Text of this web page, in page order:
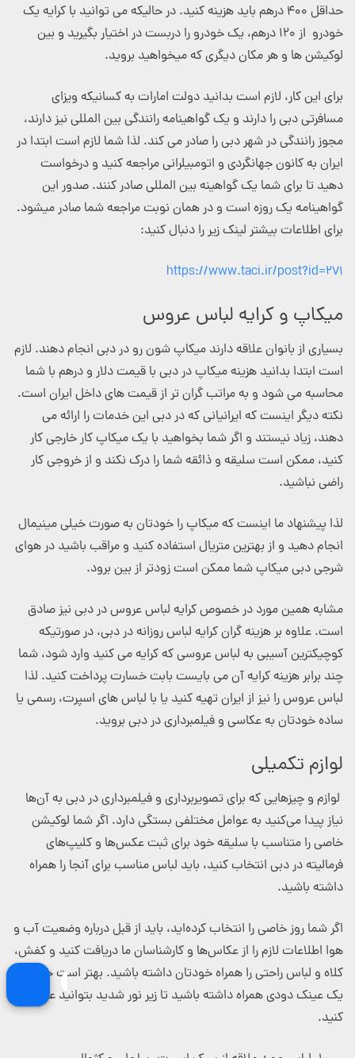
حداقل ۴۰۰ درهم باید هزینه کنید. در حالیکه می توانید با کرایه یک
خودرو از ۱۲۰ درهم، یک خودرو را دربست در اختیار بگیرید و بین
لوکیشن ها و هر مکان دیگری که میخواهید بروید.
برای این کار، لازم است بدانید دولت امارات به کسانیکه ویزای
مسافرتی دبی را دارند و یک گواهینامه رانندگی بین المللی نیز دارند،
مجوز رانندگی در شهر دبی را صادر می کند. لذا شما لازم است ابتدا در
ایران به کانون جهانگردی و اتومبیلرانی مراجعه کنید و درخواست
دهید تا برای شما یک گواهینه بین المللی صادر کنند. صدور این
گواهینامه یک روزه است و در همان نوبت مراجعه شما صادر میشود.
برای اطلاعات بیشتر لینک زیر را دنبال کنید:
https://www.taci.ir/post?id=271
میکاپ و کرایه لباس عروس
بسیاری از بانوان علاقه دارند میکاپ شون رو در دبی انجام دهند. لازم
است ابتدا بدانید هزینه میکاپ در دبی با قیمت دلار و درهم با شما
محاسبه می شود و به مراتب گران تر از قیمت های داخل ایران است.
نکته دیگر اینست که ایرانیانی که در دبی این خدمات را ارائه می
دهند، زیاد نیستند و اگر شما بخواهید با یک میکاپ کار خارجی کار
کنید، ممکن است سلیقه و ذائقه شما را درک نکند و از خروجی کار
راضی نباشید.
لذا پیشنهاد ما اینست که میکاپ را خودتان به صورت خیلی مینیمال
انجام دهید و از بهترین متریال استفاده کنید و مراقب باشید در هوای
شرجی دبی میکاپ شما ممکن است زودتر از بین برود.
مشابه همین مورد در خصوص کرایه لباس عروس در دبی نیز صادق
است. علاوه بر هزینه گران کرایه لباس روزانه در دبی، در صورتیکه
کوچیکترین آسیبی به لباس عروسی که کرایه می کنید وارد شود، شما
چند برابر هزینه کرایه آن می بایست بابت خسارت پرداخت کنید. لذا
لباس عروس را نیز از ایران تهیه کنید یا با لباس های اسپرت، رسمی یا
ساده خودتان به عکاسی و فیلمبرداری در دبی بروید.
لوازم تکمیلی
لوازم و چیزهایی که برای تصویربرداری و فیلمبرداری در دبی به آن‌ها
نیاز پیدا می‌کنید به عوامل مختلفی بستگی دارد. اگر شما لوکیشن
خاصی را متناسب با سلیقه خود برای ثبت عکس‌ها و کلیپ‌های
فرمالیته در دبی انتخاب کنید، باید لباس مناسب برای آنجا را همراه
داشته باشید.
اگر شما روز خاصی را انتخاب کرده‌اید، باید از قبل درباره وضعیت آب و
هوا اطلاعات لازم را از عکاس‌ها و کارشناسان ما دریافت کنید و کفش،
کلاه و لباس راحتی را همراه خودتان داشته باشید. بهتر است حتماً
یک عینک دودی همراه داشته باشید تا زیر نور شدید بتوانید عکاسی
کنید.